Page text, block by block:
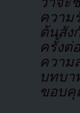
ความ
ต้นสั
ครั้งต่
ควา
บทบา
ขอบคุ